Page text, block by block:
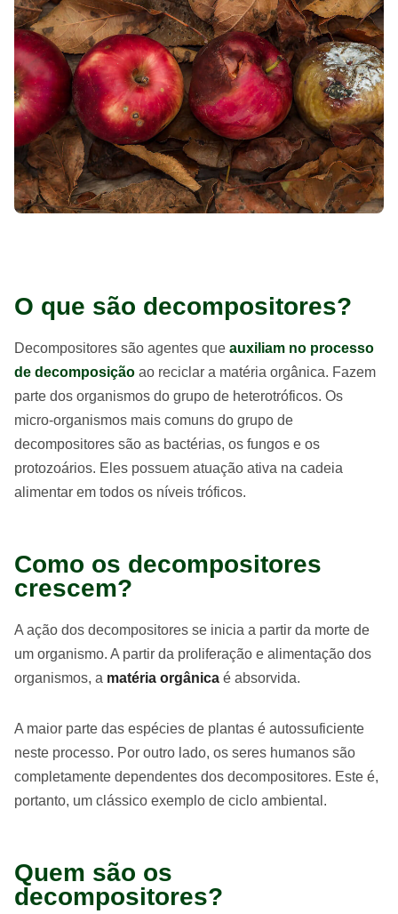
O que são decompositores?
Decompositores são agentes que auxiliam no processo
de decomposição ao reciclar a matéria orgânica. Fazem
parte dos organismos do grupo de heterotróficos. Os
micro-organismos mais comuns do grupo de
decompositores são as bactérias, os fungos e os
protozoários. Eles possuem atuação ativa na cadeia
alimentar em todos os níveis tróficos.
Como os decompositores
crescem?
A ação dos decompositores se inicia a partir da morte de
um organismo. A partir da proliferação e alimentação dos
organismos, a matéria orgânica é absorvida.
A maior parte das espécies de plantas é autossuficiente
neste processo. Por outro lado, os seres humanos são
completamente dependentes dos decompositores. Este é,
portanto, um clássico exemplo de ciclo ambiental.
Quem são os
decompositores?